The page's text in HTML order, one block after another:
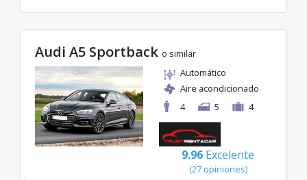
Audi A5 Sportback o similar
Automático
Aire acondicionado
4
5 4
9.96 Excelente
(27 opiniones)